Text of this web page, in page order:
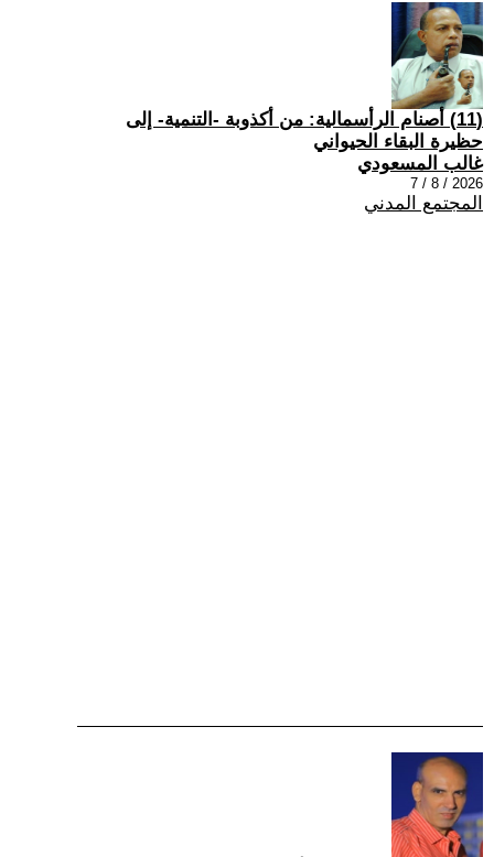
(11) أصنام الرأسمالية: من أكذوبة -التنمية- إلى
حظيرة البقاء الحيواني
غالب المسعودي
2026 / 8 / 7
المجتمع المدني